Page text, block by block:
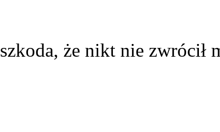
że nikt nie zwrócił